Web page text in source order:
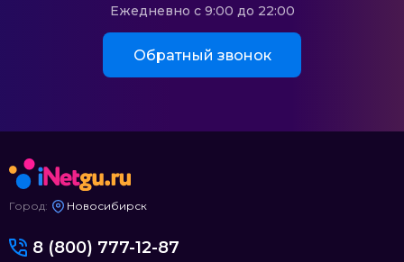
Ежедневно с 9:00 до 22:00
Обратный звонок
Город: Новосибирск
8 (800) 777-12-87